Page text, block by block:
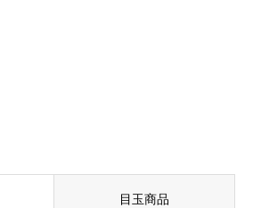
目玉商品